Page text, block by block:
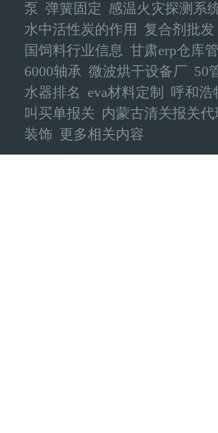
泵 弹簧固定 感温火灾探测系
水中活性炭的作用
复合剂批发
国饲料行业信息 甘肃erp仓库
6000轴承 微波烘干设备厂 50
水器排名
eva材料定制
呼和浩
叫买单报关 内蒙古清关报关代
装饰 更多相关内容